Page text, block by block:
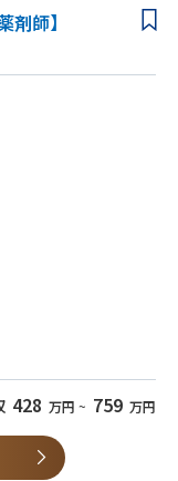
師】
されていますので、調
スがしやすいエリアで
トレスなくお仕事が可
428 万円 ~ 759 万円